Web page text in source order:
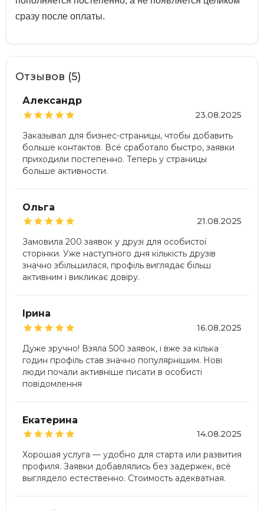
сразу после оплаты.
Отзывов (5)
Александр

23.08.2025
Заказывал для бизнес-страницы, чтобы добавить
больше контактов. Всё сработало быстро, заявки
приходили постепенно. Теперь у страницы
больше активности.
Ольга

21.08.2025
Замовила 200 заявок у друзі для особистої
сторінки. Уже наступного дня кількість друзів
значно збільшилася, профіль виглядає більш
активним і викликає довіру.
Ірина

16.08.2025
Дуже зручно! Взяла 500 заявок, і вже за кілька
годин профіль став значно популярнішим. Нові
люди почали активніше писати в особисті
повідомлення
Екатерина

14.08.2025
Хорошая услуга — удобно для старта или развития
профиля. Заявки добавлялись без задержек, всё
выглядело естественно. Стоимость адекватная.